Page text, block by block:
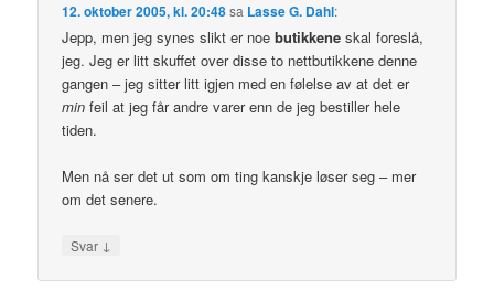
12. oktober 2005, kl. 20:48sa Lasse G. Dahl:
Jepp, men jeg synes slikt er noebutikkene skal foreslå,
jeg. Jeg er litt skuffet over disse to nettbutikkene denne
gangen – jeg sitter litt igjen med en følelse av at det er
min feil at jeg får andre varer enn de jeg bestiller hele
tiden.
Men nå ser det ut som om ting kanskje løser seg – mer
om det senere.
Svar ↓